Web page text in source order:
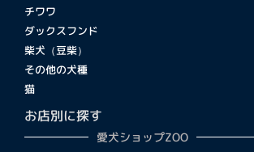
チワワ
ダックスフンド
柴犬（豆柴）
その他の犬種
猫
お店別に探す
愛犬ショップZOO